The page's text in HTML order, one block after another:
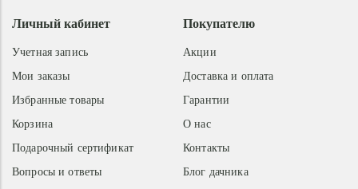
Покупателю
Акции
Доставка и оплата
Гарантии
О нас
Контакты
Блог дачника
Личный кабинет
Учетная запись
Мои заказы
Избранные товары
Корзина
Подарочный сертификат
Вопросы и ответы